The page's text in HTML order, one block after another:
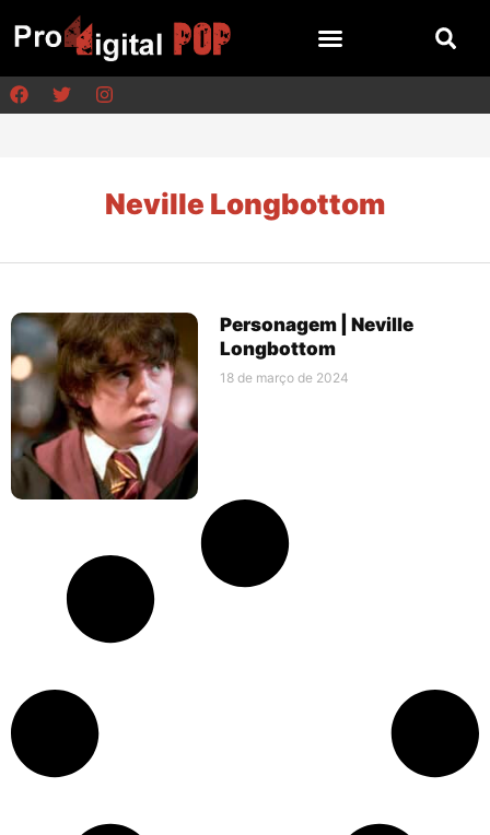
Neville Longbottom
Personagem | Neville
Longbottom
18 de março de 2024